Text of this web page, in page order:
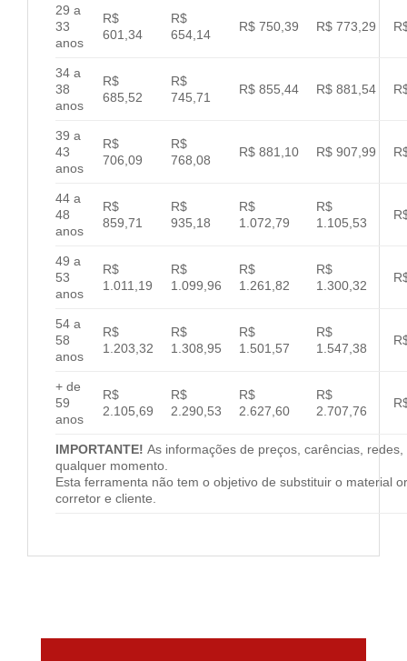
29 a
33
anos
R$
601,34
R$
654,14
R$ 750,39 R$ 773,29
34 a
38
anos
R$
685,52
R$
745,71
R$ 855,44 R$ 881,54
39 a
43
anos
R$
706,09
R$
768,08
R$ 881,10 R$ 907,99
44 a
48
anos
R$
859,71
R$
935,18
R$
1.072,79
R$
1.105,53
49 a
53
anos
R$
1.011,19
R$
1.099,96
R$
1.261,82
R$
1.300,32
54 a
58
anos
R$
1.203,32
R$
1.308,95
R$
1.501,57
R$
1.547,38
+ de
59
anos
R$
2.105,69
R$
2.290,53
R$
2.627,60
R$
2.707,76
IMPORTANTE! As informações de preços, carências,
qualquer momento.
Esta ferramenta não tem o objetivo de substituir o material
corretor e cliente.